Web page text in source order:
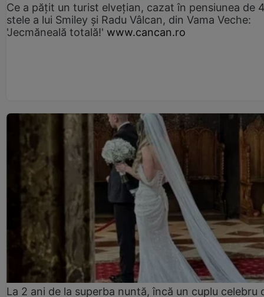
Ce a pățit un turist elvețian, cazat în pensiunea de
stele a lui Smiley și Radu Vâlcan, din Vama Veche:
'Jecmăneală totală!' www.cancan.ro
La 2 ani de la superba nuntă, încă un cuplu celebru